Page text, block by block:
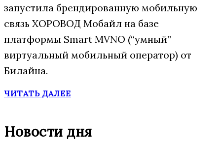
запустила брендированную мобильную
связь ХОРОВОД Мобайл на базе
платформы Smart MVNO (“умный”
виртуальный мобильный оператор) от
Билайна.
ЧИТАТЬ ДАЛЕЕ
Новости дня